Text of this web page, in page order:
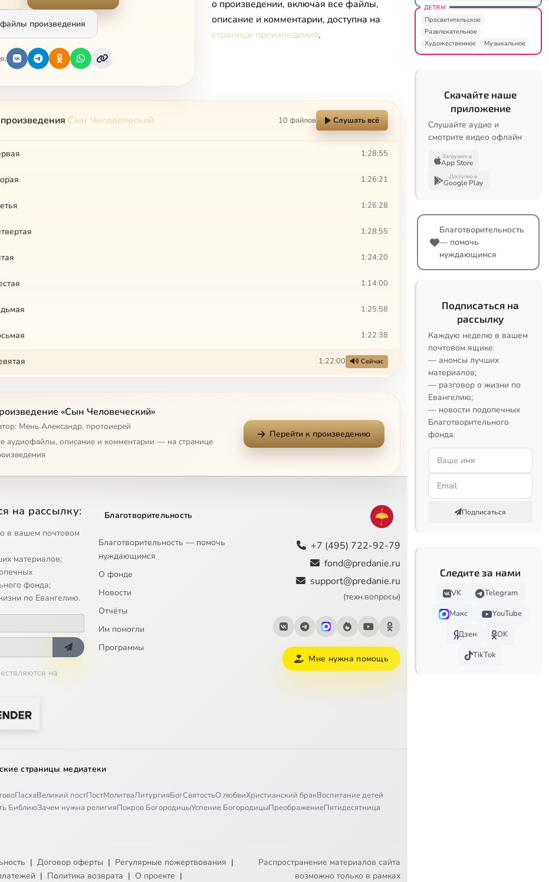
произведения
о произведении, включая все файлы,
описание и комментарии, доступна на
странице произведения.
Сын Человеческий 10 файлов Слушать всё
1:28:55
1:26:21
1:26:28
1:28:55
1:24:20
1:14:00
1:25:58
1:22:38
1:22:00 Сейчас
«Сын Человеческий»
Мень Александр, протоиерей
аудиофайлы, описание и комментарии — на странице
Перейти к произведению
на рассылку:
в вашем почтовом
материалов;
фонда;
по Евангелию.
на
Благотворительность
Благотворительность — помочь
нуждающимся
О фонде
Новости
Отчёты
Им помогли
Программы
+7 (495) 722-92-79
fond@predanie.ru
support@predanie.ru
(техн.вопросы)
Мне нужна помощь
страницы медиатеки
ПасхаВеликий постПостМолитваЛитургияБогСвятостьО любвиХристианский бракВоспитание детей
БиблиюЗачем нужна религияПокров БогородицыУспение БогородицыПреображениеПятидесятница
| Договор оферты | Регулярные пожертвования |
| Политика возврата | О проекте |
Распространение материалов сайта
возможно только в рамках
ДЕТЯМ
Просветительское
Развлекательное
Художественное
Музыкальное
Скачайте наше
приложение
Слушайте аудио и
смотрите видео офлайн
Загрузите в
App Store
Доступно в
Google Play
Благотворительность
— помочь
нуждающимся
Подписаться на
рассылку
Каждую неделю в вашем
почтовом ящике:
— анонсы лучших
материалов;
— разговор о жизни по
Евангелию;
— новости подопечных
Благотворительного
фонда.
Подписаться
Следите за нами
VK
Telegram
Макс
YouTube
Дзен
OK
TikTok